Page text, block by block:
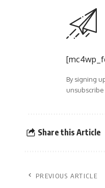
By signing
unsubscribe
Share this Article
PREVIOUS ARTICLE